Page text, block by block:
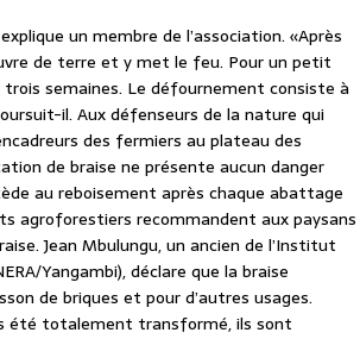
un membre de l’association. «Après
de terre et y met le feu. Pour un petit
semaines. Le défournement consiste à
il. Aux défenseurs de la nature qui
des fermiers au plateau des
de braise ne présente aucun danger
au reboisement après chaque abattage
agroforestiers recommandent aux paysans
Jean Mbulungu, un ancien de l’Institut
Yangambi), déclare que la braise
de briques et pour d’autres usages.
été totalement transformé, ils sont